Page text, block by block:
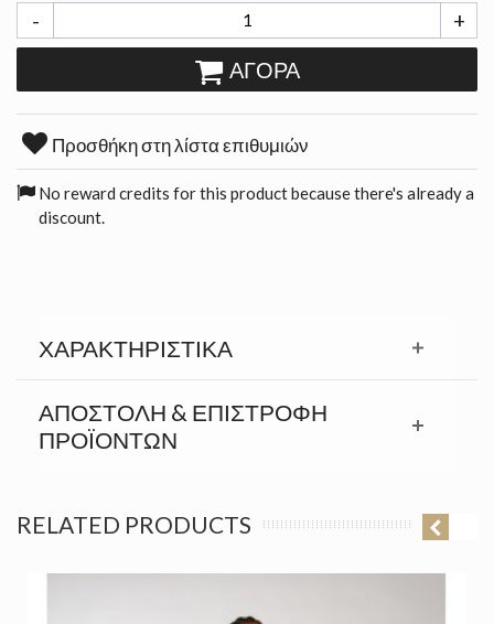
- +
ΑΓΟΡΆ
Προσθήκη στη λίστα επιθυμιών
No reward credits for this product because there's already a
discount.
ΧΑΡΑΚΤΗΡΙΣΤΙΚΆ
ΑΠΟΣΤΟΛΉ & ΕΠΙΣΤΡΟΦΉ
ΠΡΟΪΟΝΤΩΝ
RELATED PRODUCTS